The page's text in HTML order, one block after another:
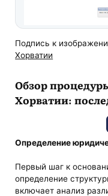
Подпись к
Хорватии
Обзор
Хорватии:
Определение
Первый шаг к
определение
включает анализ